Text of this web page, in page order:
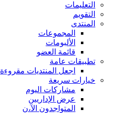
التعليمات
التقويم
المنتدى
المجموعات
الألبومات
قائمة العضو
تطبيقات عامة
اجعل المنتديات مقروءة
خيارات سريعة
مشاركات اليوم
عرض الإداريين
المتواجدون الآ،ن